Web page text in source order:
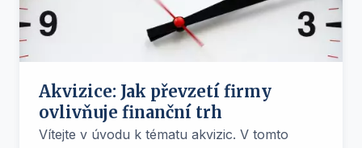
Akvizice: Jak převzetí firmy
ovlivňuje finanční trh
Vítejte v úvodu k tématu akvizic. V tomto